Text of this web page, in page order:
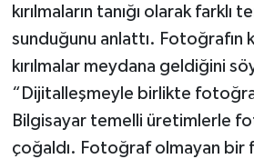
kırılmaların tanığı olarak farklı
sunduğunu anlattı. Fotoğrafın
kırılmalar meydana geldiğini
“Dijitalleşmeyle birlikte
Bilgisayar temelli üretimlerle
çoğaldı. Fotoğraf olmayan